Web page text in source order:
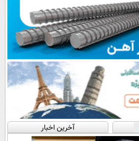
آخرین اخبار